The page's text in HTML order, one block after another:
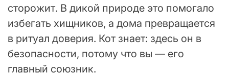
сторожит. В дикой природе это помогало
избегать хищников, а дома превращается
в ритуал доверия. Кот знает: здесь он в
безопасности, потому что вы — его
главный союзник.